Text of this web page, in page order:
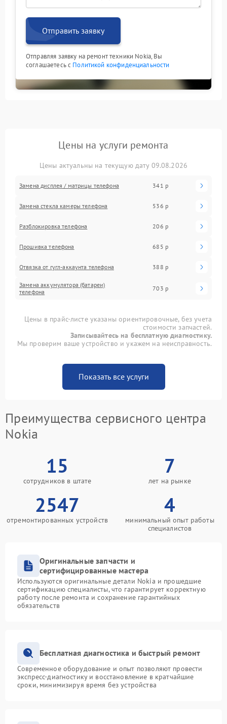
Отправить заявку
Отправляя заявку на ремонт техники Nokia, Вы
соглашаетесь с Политикой конфиденциальности
Цены на услуги ремонта
Цены актуальны на текущую дату 09.08.2026
Замена дисплея / матрицы телефона 341 р
Замена стекла камеры телефона 536 р
Разблокировка телефона 206 р
Прошивка телефона 685 р
Отвязка от гугл-аккаунта телефона 388 р
Замена аккумулятора (батареи)
телефона
703 р
Цены в прайс-листе указаны ориентировочные, без учета
стоимости запчастей.
Записывайтесь на бесплатную диагностику.
Мы проверим ваше устройство и укажем на неисправность.
Показать все услуги
Преимущества сервисного центра
Nokia
15
сотрудников в штате
7
лет на рынке
2547
отремонтированных устройств
4
минимальный опыт работы
специалистов
Оригинальные запчасти и
сертифицированные мастера
Используются оригинальные детали Nokia и прошедшие
сертификацию специалисты, что гарантирует корректную
работу после ремонта и сохранение гарантийных
обязательств
Бесплатная диагностика и быстрый ремонт
Современное оборудование и опыт позволяют провести
экспресс-диагностику и восстановление в кратчайшие
сроки, минимизируя время без устройства